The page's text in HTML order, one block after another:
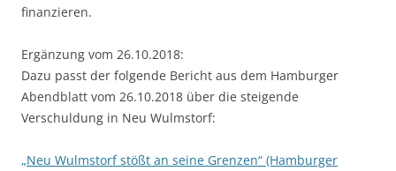
finanzieren.
Ergänzung vom 26.10.2018:
Dazu passt der folgende Bericht aus dem Hamburger
Abendblatt vom 26.10.2018 über die steigende
Verschuldung in Neu Wulmstorf:
„Neu Wulmstorf stößt an seine Grenzen“ (Hamburger